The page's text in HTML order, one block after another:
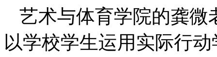
艺术与体育学院的龚微
以学校学生运用实际行